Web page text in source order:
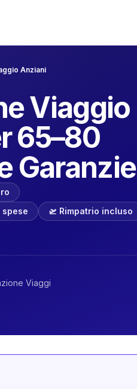
Anziani
Viaggio
65–80
Garanzie
spese
🛫 Rimpatrio incluso
Viaggi